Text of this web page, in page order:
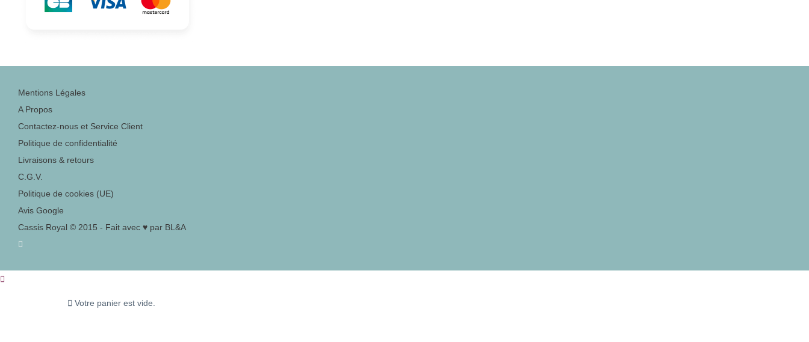
Mentions Légales
A Propos
Contactez-nous et Service Client
Politique de confidentialité
Livraisons & retours
C.G.V.
Politique de cookies (UE)
Avis Google
Cassis Royal © 2015 - Fait avec ♥ par BL&A
Votre panier est vide.